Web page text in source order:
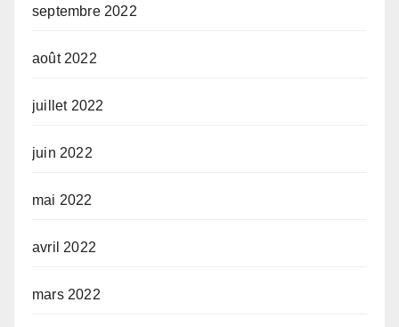
septembre 2022
août 2022
juillet 2022
juin 2022
mai 2022
avril 2022
mars 2022